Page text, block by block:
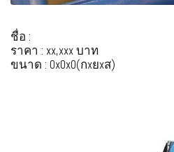
ชื่อ :
ราคา : xx,xxx บาท
ขนาด : 0x0x0(กxยxส)